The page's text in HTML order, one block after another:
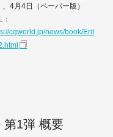
、4月4日（ペーパー版）
cgworld.jp/news/book/Ent
第1弾 概要